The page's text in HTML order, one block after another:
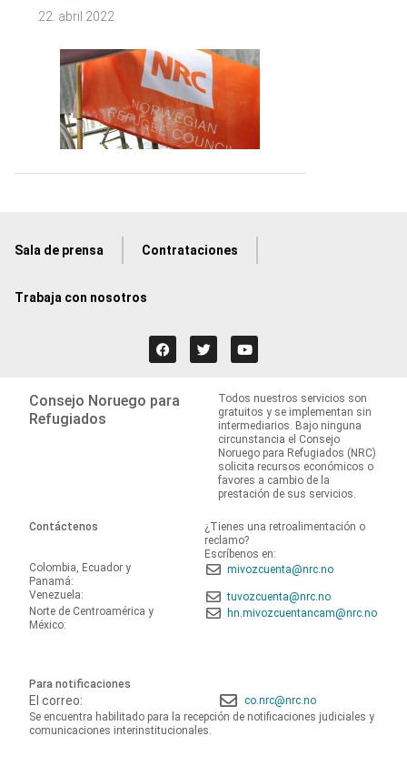
22. abril 2022
Sala de prensa Contrataciones
Trabaja con nosotros
Consejo Noruego para
Refugiados
Todos nuestros servicios son
gratuitos y se implementan sin
intermediarios. Bajo ninguna
circunstancia el Consejo
Noruego para Refugiados (NRC)
solicita recursos económicos o
favores a cambio de la
prestación de sus servicios.
Contáctenos
¿Tienes una retroalimentación o
reclamo?
Escríbenos en:
Colombia, Ecuador y
Panamá:
mivozcuenta@nrc.no
Venezuela:
tuvozcuenta@nrc.no
Norte de Centroamérica y
México:
hn.mivozcuentancam@nrc.no
Para notificaciones
El correo:
co.nrc@nrc.no
Se encuentra habilitado para la recepción de notificaciones judiciales y
comunicaciones interinstitucionales.